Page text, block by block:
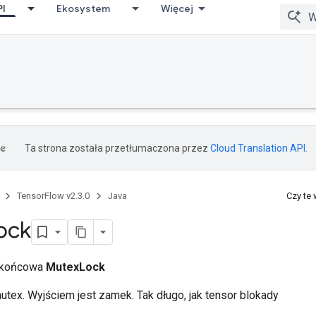
Ekosystem Więcej
Ta strona została przetłumaczona przez Cloud Translation API
TensorFlow v2.3.0 Java Czy te
MutexLock
Wyjściem jest zamek. Tak długo, jak tensor blokady